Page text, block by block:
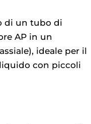
di un tubo di
AP in un
ideale per il
con piccoli